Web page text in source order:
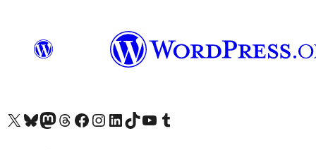
X(이전 트위터) 계정 방문하기블루스카이 계정 방문하기마스토돈 계정 방문하기스레드 계정 방문하기 페이스북 페이지 방문하기인스타그램 계정 방문하기 LinkedIn 계정 방문하기틱톡 계정 방문하기유튜브 채널 방문하기 텀블러 계정 방문하기